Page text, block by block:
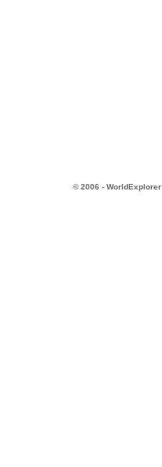
© 2006 - WorldExplorer